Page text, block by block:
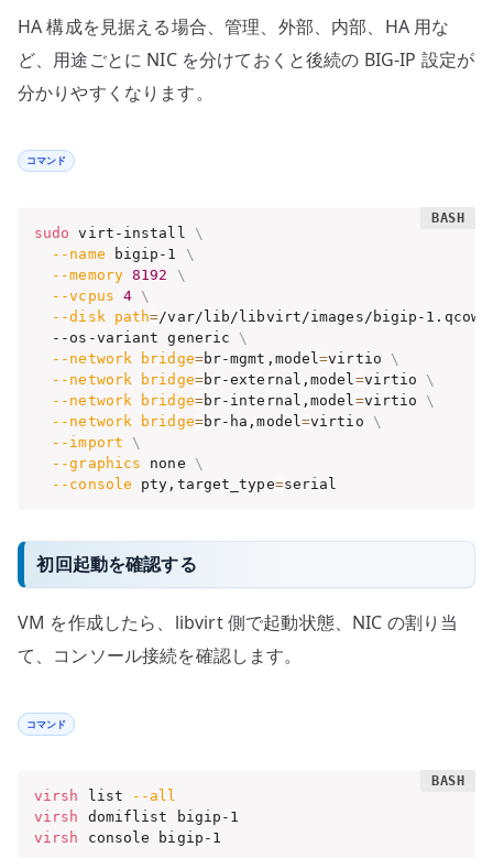
HA 構成を見据える場合、管理、外部、内部、HA 用な
ど、用途ごとに NIC を分けておくと後続の BIG-IP 設定が
分かりやすくなります。
コマンド
sudo virt-install \
--name bigip-1 \
--memory 8192
\
--vcpus 4 \
--disk
path=/var/lib/libvirt/images/bigip-
  --os-variant generic
\
--network
bridge=br-mgmt,model=virtio \
--network
bridge=br-external,model =virtio \
--network
bridge=br-internal,model =virtio \
--network
bridge=br-ha,model =virtio \
--import
\
--graphics none \
--console pty,target_type=serial
初回起動を確認する
VM を作成したら、libvirt 側で起動状態、NIC の割り当
て、コンソール接続を確認します。
コマンド
virsh list
--all
virsh
virsh console bigip-1